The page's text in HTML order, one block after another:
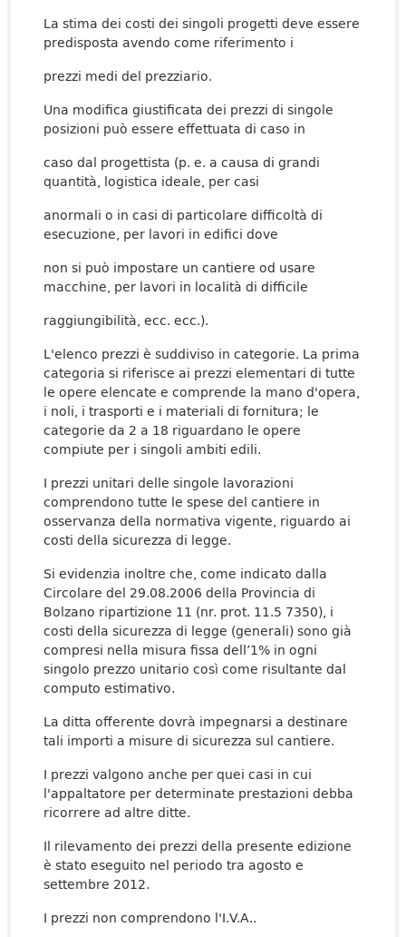
La stima dei costi dei singoli progetti deve essere
predisposta avendo come riferimento i
prezzi medi del prezziario.
Una modifica giustificata dei prezzi di singole
posizioni può essere effettuata di caso in
caso dal progettista (p. e. a causa di grandi
quantità, logistica ideale, per casi
anormali o in casi di particolare difficoltà di
esecuzione, per lavori in edifici dove
non si può impostare un cantiere od usare
macchine, per lavori in località di difficile
raggiungibilità, ecc. ecc.).
L'elenco prezzi è suddiviso in categorie. La prima
categoria si riferisce ai prezzi elementari di tutte
le opere elencate e comprende la mano d'opera,
i noli, i trasporti e i materiali di fornitura; le
categorie da 2 a 18 riguardano le opere
compiute per i singoli ambiti edili.
I prezzi unitari delle singole lavorazioni
comprendono tutte le spese del cantiere in
osservanza della normativa vigente, riguardo ai
costi della sicurezza di legge.
Si evidenzia inoltre che, come indicato dalla
Circolare del 29.08.2006 della Provincia di
Bolzano ripartizione 11 (nr. prot. 11.5 7350), i
costi della sicurezza di legge (generali) sono già
compresi nella misura fissa dell’1% in ogni
singolo prezzo unitario così come risultante dal
computo estimativo.
La ditta offerente dovrà impegnarsi a destinare
tali importi a misure di sicurezza sul cantiere.
I prezzi valgono anche per quei casi in cui
l'appaltatore per determinate prestazioni debba
ricorrere ad altre ditte.
Il rilevamento dei prezzi della presente edizione
è stato eseguito nel periodo tra agosto e
settembre 2012.
I prezzi non comprendono l'I.V.A..